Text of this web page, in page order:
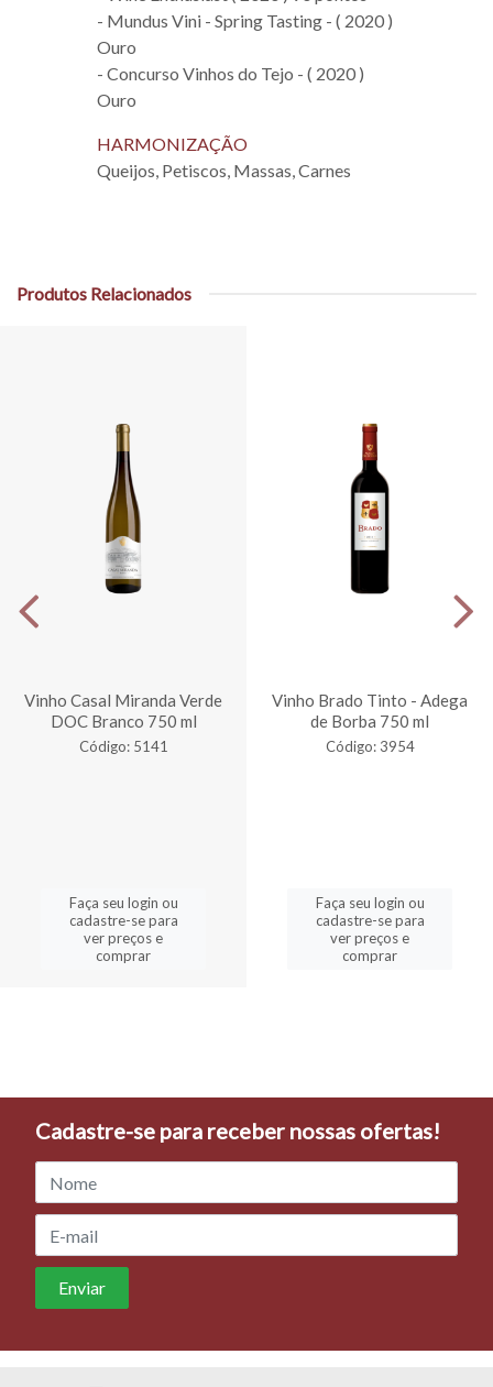
- Mundus Vini - Spring Tasting - ( 2020 )
Ouro
- Concurso Vinhos do Tejo - ( 2020 )
Ouro
HARMONIZAÇÃO
Queijos, Petiscos, Massas, Carnes
Produtos Relacionados
Vinho Casal Miranda Verde
DOC Branco 750 ml
Código: 5141
Faça seu login ou
cadastre-se para
ver preços e
comprar
Vinho Brado Tinto - Adega
de Borba 750 ml
Código: 3954
Faça seu login ou
cadastre-se para
ver preços e
comprar
Cadastre-se para receber nossas ofertas!